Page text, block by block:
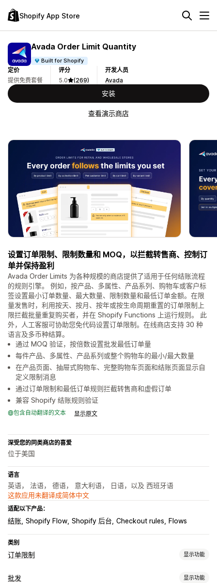
Shopify App Store
Avada Order Limit Quantity
Built for Shopify
定价
提供免费套餐
评分
5.0
(269)
开发人员
Avada
安装
查看演示商店
设置订单限制、限制数量和 MOQ，以拦截转售商、控制订
单并保持盈利
Avada Order Limits 为各种规模的商店提供了适用于任何结账流程
的规则引擎。 例如，按产品、多属性、产品系列、购物车或客户标
签设置最小订单数量、最大数量、限制数量和最低订单金额。在限
量发售时，利用按天、按月、按年或按生命周期重置的订单限制上
限拦截批量重复购买者，并在 Shopify Functions 上运行规则。 此
外，人工客服可协助您免代码设置订单限制。在线商店支持 30 种
语言及多币种结算。
通过 MOQ 验证，按倍数设置批发最低订单量
每件产品、多属性、产品系列或整个购物车的最小/最大数量
在产品页面、抽屉式购物车、完整购物车页面和结账页面显示自
定义限制消息
通过订单限制和最低订单规则拦截转售商和虚假订单
兼容 Shopify 结账规则验证
包含自动翻译的文本 显示原文
深受您的同类商店的喜爱
位于美国
语言
英语， 法语， 德语， 意大利语， 日语，以及 西班牙语
这款应用未翻译成简体中文
适配以下产品：
结账 Shopify Flow Shopify 后台 Checkout rules Flows
类别
订单限制 显示功能
限制规则
批发 显示功能